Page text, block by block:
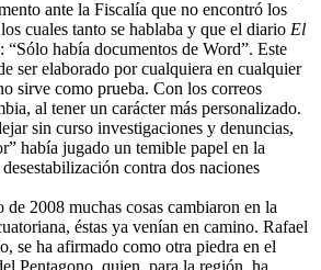
ante la Fiscalía que no encontró los
cuales tanto se hablaba y que el diario El
“Sólo había documentos de Word”. Este
ser elaborado por cualquiera en cualquier
sirve como prueba. Con los correos
al tener un carácter más personalizado.
sin curso investigaciones y denuncias,
había jugado un temible papel en la
contra dos naciones
de 2008 muchas cosas cambiaron en la
éstas ya venían en camino. Rafael
se ha afirmado como otra piedra en el
Pentagono, quien, para la región, ha